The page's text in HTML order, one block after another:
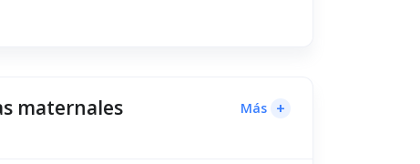
maternales Más +